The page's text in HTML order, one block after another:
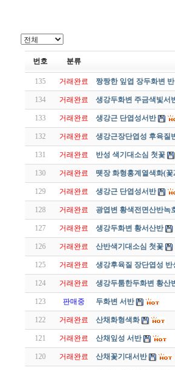
번호 분류
135 거래완료 짱짱한 잎엽 장두화변
134 거래완료 생강두화변 주금색빛서
133 거래완료 생강근 단엽성서반
132 거래완료 생강근장단엽성 후육질
131 거래완료 반성 색기대소심 첫꽃
130 거래완료 뗏장 화형홍계열색화(꽃
129 거래완료 생강근 단엽성서반
128 거래완료 광엽변 황색전면산반녹
127 거래완료 생강두화변 황서산반
126 거래완료 산반색기대소심 첫꽃
125 거래완료 생강후육질 장단엽성 반
124 거래완료 생강두툼한두화변 황산
123 판매중 두화변 서반
122 거래완료 산채화형색화
121 거래완료 산채잎성 서반
120 거래완료 산채꽃기대서반